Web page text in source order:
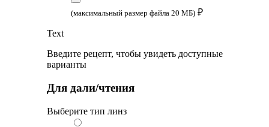
(максимальный размер файла 20 МБ) ₽
Text
Введите рецепт, чтобы увидеть доступные
варианты
Для дали/чтения
Выберите тип линз